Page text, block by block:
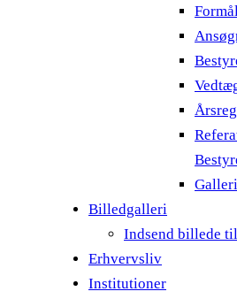
Galleri
Billedgalleri
Indsend billede
Erhvervsliv
Institutioner